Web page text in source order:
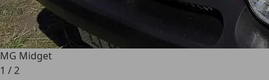
MG Midget
1 /2